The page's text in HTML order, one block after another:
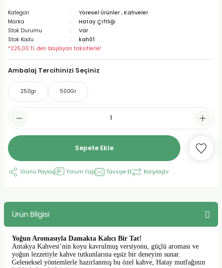
Kategori Yöresel Ürünler , Kahveler
Marka
Hatay Çiftliği
Stok Durumu
Var
Stok Kodu
kah01
*225,00 TL den başlayan taksitlerle!
Ambalaj Tercihinizi Seçiniz
250gr 500Gr
Sepete Ekle
Ürünü Paylaş Yorum Yap Tavsiye Et Karşılaştır
Ürün Bilgisi
Yoğun Aromasıyla Damakta Kalıcı Bir Tat!
Antakya Kahvesi’nin koyu kavrulmuş versiyonu, güçlü aroması ve
yoğun lezzetiyle kahve tutkunlarına eşsiz bir deneyim sunar.
Geleneksel yöntemlerle hazırlanmış bu özel kahve, Hatay mutfağının